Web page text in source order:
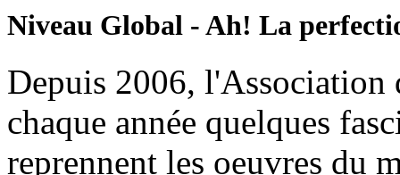
Niveau Global - Ah! La
Depuis 2006,
chaque année quelques
reprennent les oeuvres du